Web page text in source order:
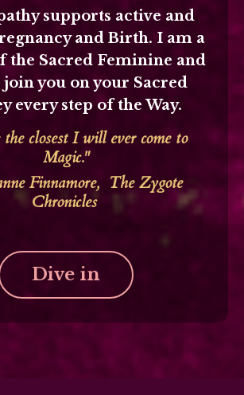
supports active and
and Birth. I am a
the Sacred Feminine and
join you on your Sacred
every step of the Way.
closest I will ever come to
Magic."
Finnamore, The Zygote
Chronicles
Dive in